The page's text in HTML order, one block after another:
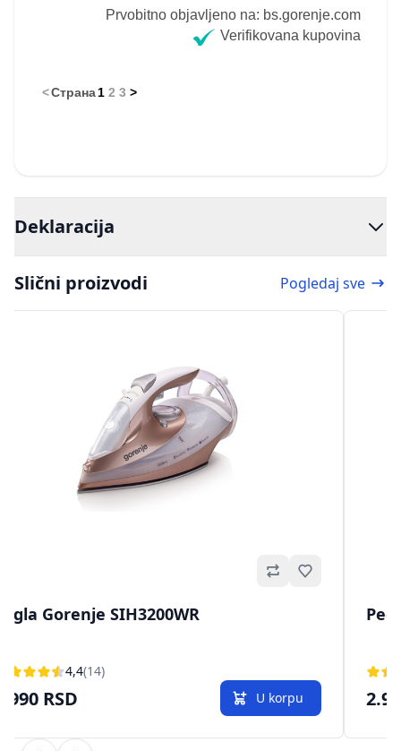
Prvobitno objavljeno na: bs.gorenje.com
Verifikovana kupovina
<Страна1 2 3 >
Deklaracija
Slični proizvodi Pogledaj sve
Omiljeno
Gorenje SIH3200WR
4,4(14)
RSD U korpu